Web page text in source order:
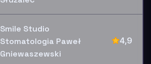
Smile Studio
Stomatologia Paweł
Gniewaszewski
4,9